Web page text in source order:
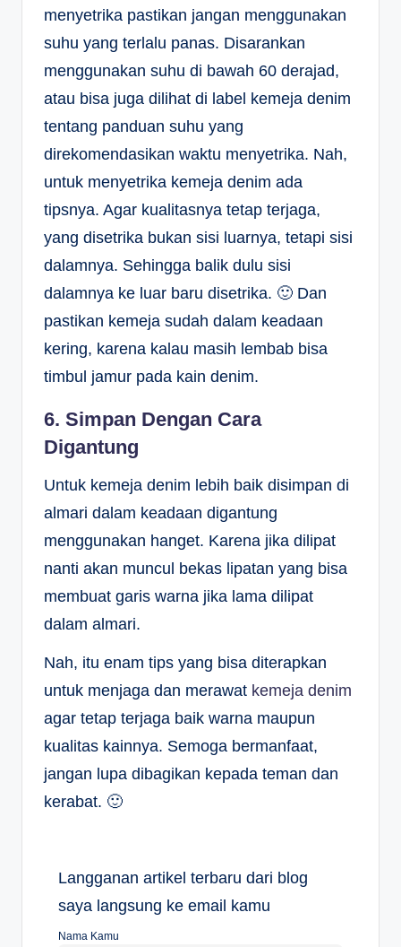
menyetrika pastikan jangan menggunakan
suhu yang terlalu panas. Disarankan
menggunakan suhu di bawah 60 derajad,
atau bisa juga dilihat di label kemeja denim
tentang panduan suhu yang
direkomendasikan waktu menyetrika. Nah,
untuk menyetrika kemeja denim ada
tipsnya. Agar kualitasnya tetap terjaga,
yang disetrika bukan sisi luarnya, tetapi sisi
dalamnya. Sehingga balik dulu sisi
dalamnya ke luar baru disetrika. 🙂 Dan
pastikan kemeja sudah dalam keadaan
kering, karena kalau masih lembab bisa
timbul jamur pada kain denim.
6. Simpan Dengan Cara
Digantung
Untuk kemeja denim lebih baik disimpan di
almari dalam keadaan digantung
menggunakan hanget. Karena jika dilipat
nanti akan muncul bekas lipatan yang bisa
membuat garis warna jika lama dilipat
dalam almari.
Nah, itu enam tips yang bisa diterapkan
untuk menjaga dan merawat kemeja denim
agar tetap terjaga baik warna maupun
kualitas kainnya. Semoga bermanfaat,
jangan lupa dibagikan kepada teman dan
kerabat. 🙂
Langganan artikel terbaru dari blog
saya langsung ke email kamu
Nama Kamu